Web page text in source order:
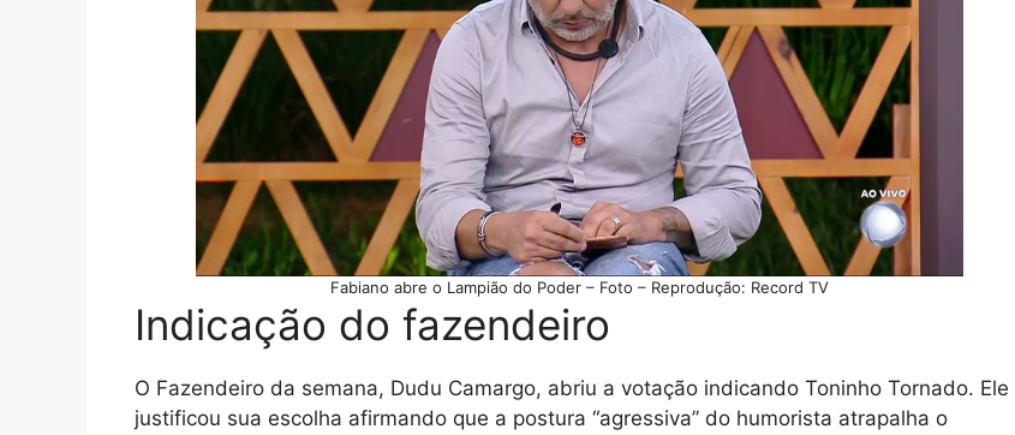
Fabiano abre o Lampião do Poder – Foto – Reprodução: Record TV
Indicação do fazendeiro
O Fazendeiro da semana, Dudu Camargo, abriu a votação indicando Toninho Tornado. Ele
justificou sua escolha afirmando que a postura “agressiva” do humorista atrapalha o